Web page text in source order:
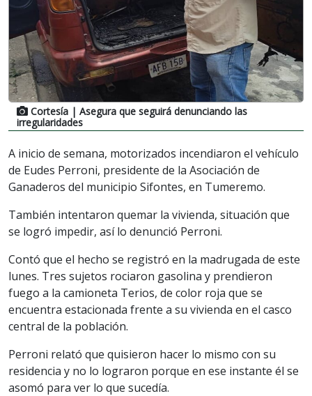
Cortesía | Asegura que seguirá denunciando las
irregularidades
A inicio de semana, motorizados incendiaron el vehículo
de Eudes Perroni, presidente de la Asociación de
Ganaderos del municipio Sifontes, en Tumeremo.
También intentaron quemar la vivienda, situación que
se logró impedir, así lo denunció Perroni.
Contó que el hecho se registró en la madrugada de este
lunes. Tres sujetos rociaron gasolina y prendieron
fuego a la camioneta Terios, de color roja que se
encuentra estacionada frente a su vivienda en el casco
central de la población.
Perroni relató que quisieron hacer lo mismo con su
residencia y no lo lograron porque en ese instante él se
asomó para ver lo que sucedía.